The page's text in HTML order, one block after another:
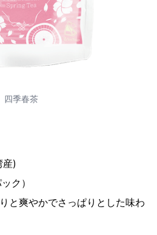
四季春茶
)
ク）
と爽やかでさっぱりとした味わ